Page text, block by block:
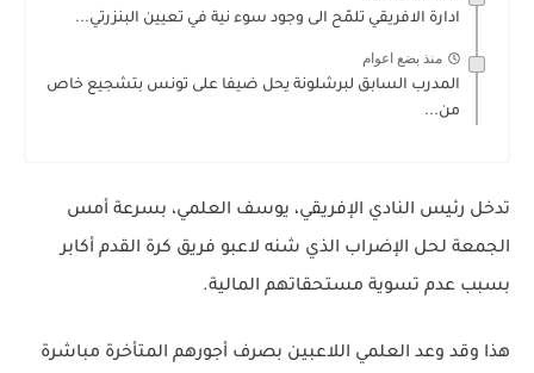
ادارة الافريقي تلمّح الى وجود سوء نية في تعيين البنزرتي...
منذ بضع اعوام
المدرب السابق لبرشلونة يحل ضيفا على تونس بتشجيع خاص
من...
تدخل رئيس النادي الإفريقي، يوسف العلمي، بسرعة أمس
الجمعة لحل الإضراب الذي شنه لاعبو فريق كرة القدم أكابر
بسبب عدم تسوية مستحقاتهم المالية.
هذا وقد وعد العلمي اللاعبين بصرف أجورهم المتأخرة مباشرة